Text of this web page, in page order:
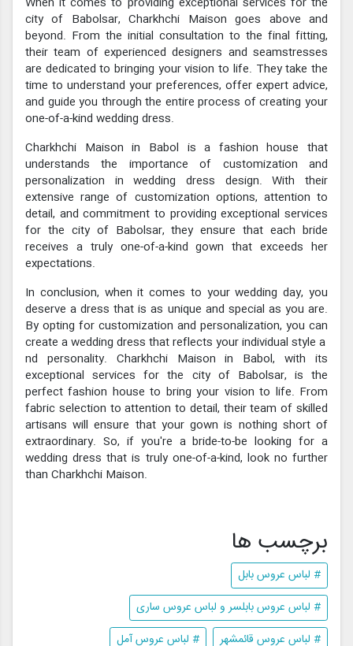
city of Babolsar, Charkhchi Maison goes above and
beyond. From the initial consultation to the final fitting,
their team of experienced designers and seamstresses
are dedicated to bringing your vision to life. They take the
time to understand your preferences, offer expert advice,
and guide you through the entire process of creating your
one-of-a-kind wedding dress.
Charkhchi Maison in Babol is a fashion house that
understands the importance of customization and
personalization in wedding dress design. With their
extensive range of customization options, attention to
detail, and commitment to providing exceptional services
for the city of Babolsar, they ensure that each bride
receives a truly one-of-a-kind gown that exceeds her
expectations.
In conclusion, when it comes to your wedding day, you
deserve a dress that is as unique and special as you are.
By opting for customization and personalization, you can
create a wedding dress that reflects your individual style a
nd personality. Charkhchi Maison in Babol, with its
exceptional services for the city of Babolsar, is the
perfect fashion house to bring your vision to life. From
fabric selection to attention to detail, their team of skilled
artisans will ensure that your gown is nothing short of
extraordinary. So, if you're a bride-to-be looking for a
wedding dress that is truly one-of-a-kind, look no further
than Charkhchi Maison.
برچسب ها
# لباس عروس بابل
# لباس عروس بابلسر و لباس عروس ساری
# لباس عروس قائمشهر
# لباس عروس آمل